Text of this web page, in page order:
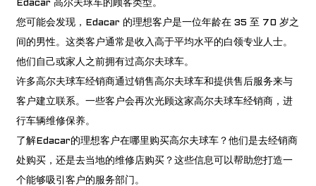
Edacar 高尔夫球车的顾客类型。
您可能会发现，Edacar 的理想客户是一位年龄在 35 至 70 岁之
间的男性。这类客户通常是收入高于平均水平的白领专业人士。
他们自己或家人之前拥有过高尔夫球车。
许多高尔夫球车经销商通过销售高尔夫球车和提供售后服务来与
客户建立联系。一些客户会再次光顾这家高尔夫球车经销商，进
行车辆维修保养。
了解Edacar的理想客户在哪里购买高尔夫球车？他们是去经销商
处购买，还是去当地的维修店购买？这些信息可以帮助您打造一
个能够吸引客户的服务部门。